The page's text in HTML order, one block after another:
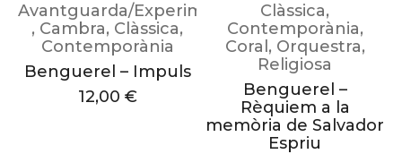
Avantguarda/Experimental
, Cambra, Clàssica,
Contemporània
Benguerel – Impuls
12,00 €
Clàssica,
Contemporània,
Coral , Orquestra,
Religiosa
Benguerel –
Rèquiem a la
memòria de Salvador
Espriu